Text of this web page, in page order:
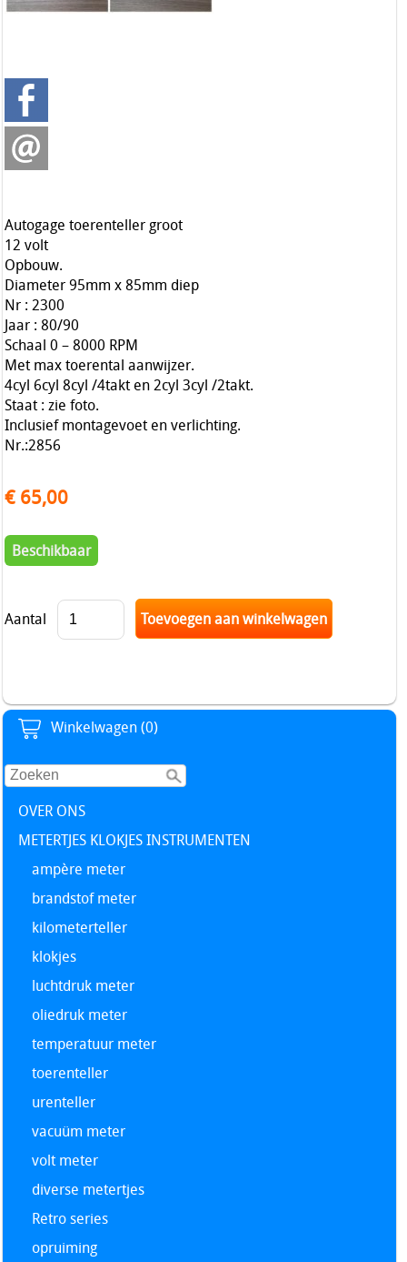
Winkelwagen (0)
OVER ONS
METERTJES KLOKJES INSTRUMENTEN
ampère meter
brandstof meter
kilometerteller
klokjes
luchtdruk meter
oliedruk meter
temperatuur meter
toerenteller
urenteller
vacuüm meter
volt meter
diverse metertjes
Retro series
opruiming
Autogage toerenteller groot
12 volt
Opbouw.
Diameter 95mm x 85mm diep
Nr : 2300
Jaar : 80/90
Schaal 0 – 8000 RPM
Met max toerental aanwijzer.
4cyl 6cyl 8cyl /4takt en 2cyl 3cyl /2takt.
Staat : zie foto.
Inclusief montagevoet en verlichting.
Nr.:2856
€ 65,00
Beschikbaar
Aantal